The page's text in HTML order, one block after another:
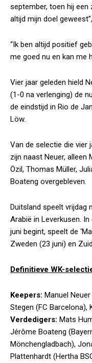
september, toen hij een
altijd mijn doel
“Ik ben altijd positief
me goed nu en kan me
Vier jaar geleden hield
(1-0 na verlenging) de
de eindstijd in Rio de
Löw.
Van de selectie die vier
zijn naast Neuer, alleen
Özil, Thomas Müller,
Boateng overgebleven.
Duitsland speelt vrijdag
Arabië in Leverkusen.
juni begint, speelt de
Zweden (23 juni) en
Definitieve WK-
Keepers: Manuel
Stegen (FC Barcelona),
Verdedigers: Mats
Jérôme Boateng
Mönchengladbach),
Plattenhardt (Hertha